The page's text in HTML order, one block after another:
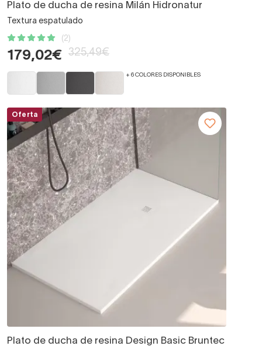
Plato de ducha de resina Milán Hidronatur
Textura espatulado
(2)
179,02€ 325,49€
+ 6 COLORES DISPONIBLES
Oferta
Plato de ducha de resina Design Basic Bruntec